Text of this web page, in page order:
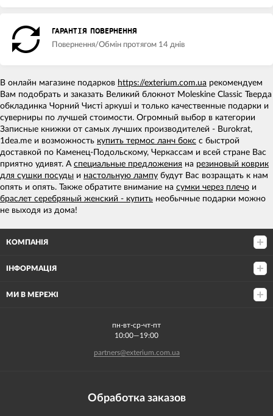
ГАРАНТІЯ ПОВЕРНЕННЯ
Повернення/Обмін протягом 14 днів
В онлайн магазине подарков https://exterium.com.ua рекомендуем
Вам подобрать и заказать Великий блокнот Moleskine Classic Тверда
обкладинка Чорний Чисті аркуші и только качественные подарки и
суверниры по лучшей стоимости. Огромный выбор в категории
Записные книжки от самых лучших производителей - Burokrat,
1dea.me и возможность купить термос ланч бокс с быстрой
доставкой по Каменец-Подольскому, Черкассам и всей стране Вас
приятно удивят. А специальные предложения на резиновый коврик
для сушки посуды и настольную лампу будут Вас возращать к нам
опять и опять. Также обратите внимание на сумки через плечо и
браслет серебряный женский - купить необычные подарки можно
не выходя из дома!
КОМПАНІЯ
ІНФОРМАЦІЯ
МИ В МЕРЕЖІ
пн-вт-ср-чт-пт
10:00—19:00
partners@exterium.com.ua
Обработка заказов